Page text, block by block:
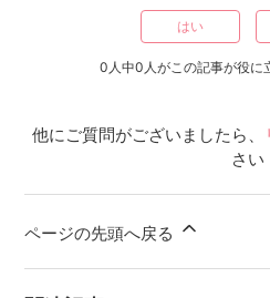
はい
0人中0人がこの記事が役に
他にご質問がございましたら、
さい
ページの先頭へ戻る